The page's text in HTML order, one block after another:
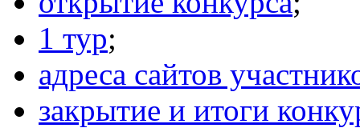
1 тур;
адреса сайтов
закрытие и итоги